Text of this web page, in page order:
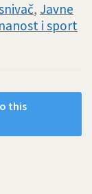
, Javne
i sport
this